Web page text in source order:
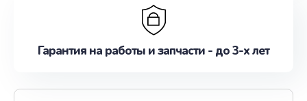
Гарантия на работы и запчасти - до 3-х лет